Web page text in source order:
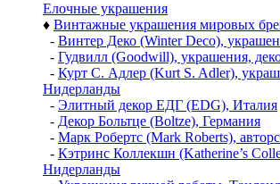
Елочные украшения
♦ Винтажные украшения мировых
- Винтер Деко (Winter Deco),
- Гудвилл (Goodwill), украшения,
- Курт С. Адлер (Kurt S. Adler),
Нидерланды
- Элитный декор ЕДГ (EDG), Италия
- Декор Больтце (Boltze), Германия
- Марк Робертс (Mark Roberts),
- Кэтринс Коллекшн (Katherine’s
Нидерланды